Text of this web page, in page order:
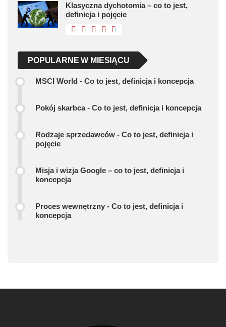
Klasyczna dychotomia – co to jest,
definicja i pojęcie
POPULARNE W MIESIĄCU
MSCI World - Co to jest, definicja i koncepcja
Pokój skarbca - Co to jest, definicja i koncepcja
Rodzaje sprzedawców - Co to jest, definicja i
pojęcie
Misja i wizja Google – co to jest, definicja i
koncepcja
Proces wewnętrzny - Co to jest, definicja i
koncepcja